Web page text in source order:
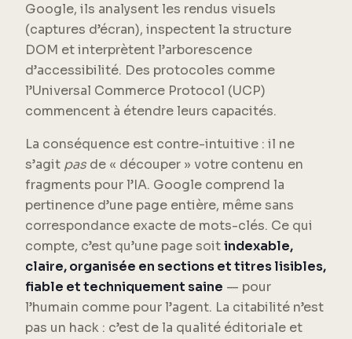
Google, ils analysent les rendus visuels
(captures d’écran), inspectent la structure
DOM et interprètent l’arborescence
d’accessibilité. Des protocoles comme
l’Universal Commerce Protocol (UCP)
commencent à étendre leurs capacités.
La conséquence est contre-intuitive : il ne
s’agit pas de « découper » votre contenu en
fragments pour l’IA. Google comprend la
pertinence d’une page entière, même sans
correspondance exacte de mots-clés. Ce qui
compte, c’est qu’une page soitindexable,
claire, organisée en sections et titres lisibles,
fiable et techniquement saine — pour
l’humain comme pour l’agent. La citabilité n’est
pas un hack : c’est de la qualité éditoriale et